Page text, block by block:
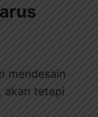
mendesain
akan tetapi